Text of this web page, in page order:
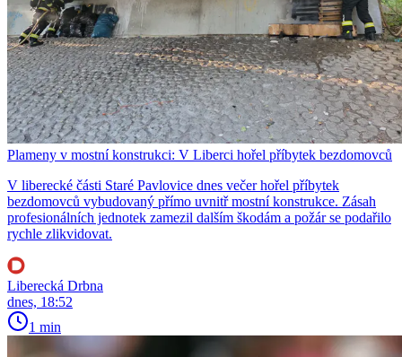
Plameny v mostní konstrukci: V Liberci hořel příbytek bezdomovců
V liberecké části Staré Pavlovice dnes večer hořel příbytek
bezdomovců vybudovaný přímo uvnitř mostní konstrukce. Zásah
profesionálních jednotek zamezil dalším škodám a požár se podařilo
rychle zlikvidovat.
Liberecká Drbna
dnes, 18:52
1 min